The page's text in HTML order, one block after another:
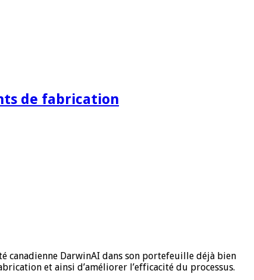
de fabrication
canadienne DarwinAI dans son portefeuille déjà bien
et ainsi d’améliorer l’efficacité du processus.